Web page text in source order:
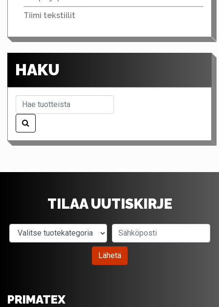
Tiimi tekstiilit
HAKU
TILAA UUTISKIRJE
Valitse tuotekategoria
Lähetä
PRIMATEX